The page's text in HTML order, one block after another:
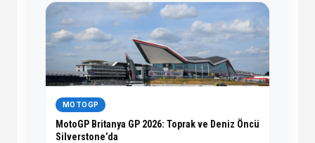
MOTOGP
MotoGP Britanya GP 2026: Toprak ve Deniz Öncü
Silverstone’da